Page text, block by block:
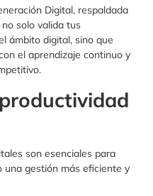
Digital, respaldada
no solo valida tus
ámbito digital, sino que
el aprendizaje continuo y
son esenciales para
una gestión más eficiente y